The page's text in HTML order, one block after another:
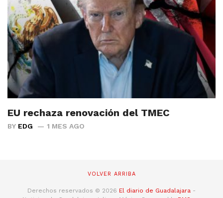
EU rechaza renovación del TMEC
BY EDG 1 MES AGO
VOLVER ARRIBA
Derechos reservados © 2026 El diario de Guadalajara -